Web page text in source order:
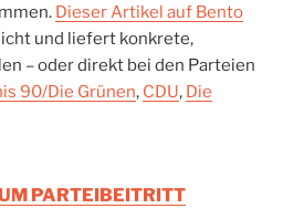
Dieser Artikel auf Bento
und liefert konkrete,
– oder direkt bei den Parteien
90/Die Grünen, CDU, Die
PARTEIBEITRITT